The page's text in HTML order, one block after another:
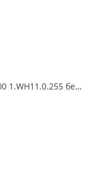
Раковина мебельная Santek Эльбрус 100 1.WH11.0.255 белая